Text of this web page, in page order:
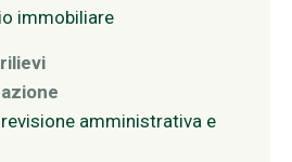
immobiliare
amministrativa e